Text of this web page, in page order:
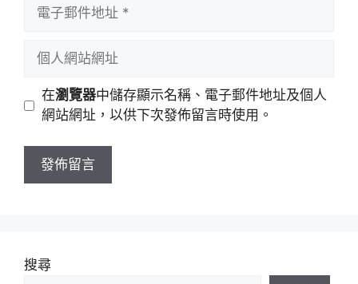
址
站
址
在瀏覽器中儲存顯示名稱、電子郵件地址及個人
網站網址，以供下次發佈留言時使用。
搜尋